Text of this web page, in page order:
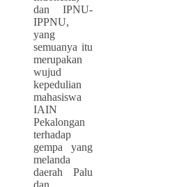
dan IPNU-
IPPNU,
yang
semuanya itu
merupakan
wujud
kepedulian
mahasiswa
IAIN
Pekalongan
terhadap
gempa yang
melanda
daerah Palu
dan